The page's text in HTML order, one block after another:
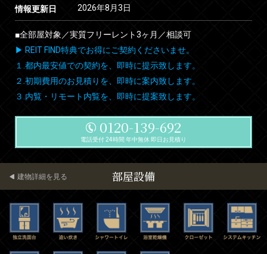
情報更新日 2026年8月3日
■全部屋対象／実質フリーレント3ヶ月／相談可
▶ REIT FIND特典でお得にご契約くださいませ。
１.都内最安値での契約を、即時に提示致します。
２.初期費用のお見積りを、即時に案内致します。
３.内覧・リモート内覧を、即時に提案致します。
0120-139-692
電話受付 24時間 年中無休 即日お見積り
部屋設備
建物詳細を見る